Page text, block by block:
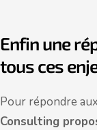
Enfin une
tous ces
Pour répondre
Consulting